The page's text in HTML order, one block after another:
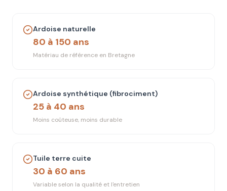
Ardoise naturelle
80 à 150 ans
Matériau de référence en Bretagne
Ardoise synthétique (fibrociment)
25 à 40 ans
Moins coûteuse, moins durable
Tuile terre cuite
30 à 60 ans
Variable selon la qualité et l'entretien